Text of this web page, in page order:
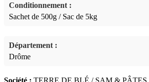
Conditionnement :
Sachet de 500g / Sac de 5kg
Département :
Drôme
Société : TERRE DE BLÉ / SAM & PÂTES